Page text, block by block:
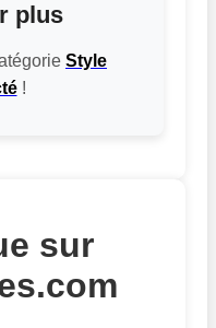
plus
Style
!
sur